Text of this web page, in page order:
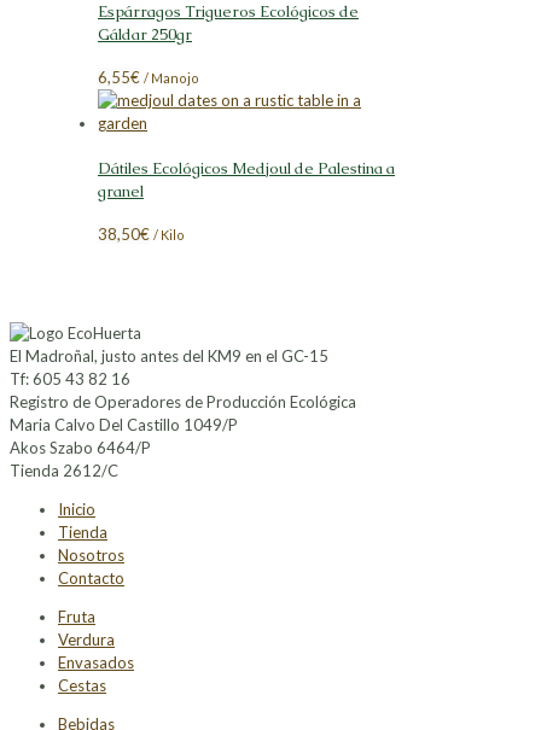
era:
7,82€.
es:
7,31€.
Espárragos Trigueros Ecológicos de
Gáldar 250gr
6,55€ / Manojo
Dátiles Ecológicos Medjoul de Palestina a
granel
38,50€ / Kilo
El Madroñal, justo antes del KM9 en el GC-15
Tf: 605 43 82 16
Registro de Operadores de Producción Ecológica
Maria Calvo Del Castillo 1049/P
Akos Szabo 6464/P
Tienda 2612/C
Inicio
Tienda
Nosotros
Contacto
Fruta
Verdura
Envasados
Cestas
Bebidas